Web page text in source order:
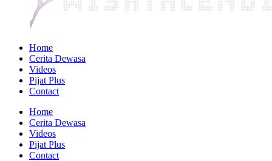
Home
Cerita Dewasa
Videos
Pijat Plus
Contact
Home
Cerita Dewasa
Videos
Pijat Plus
Contact